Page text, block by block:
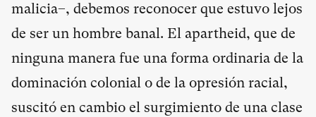
malicia–, debemos reconocer que estuvo lejos
de ser un hombre banal. El apartheid, que de
ninguna manera fue una forma ordinaria de la
dominación colonial o de la opresión racial,
suscitó en cambio el surgimiento de una clase